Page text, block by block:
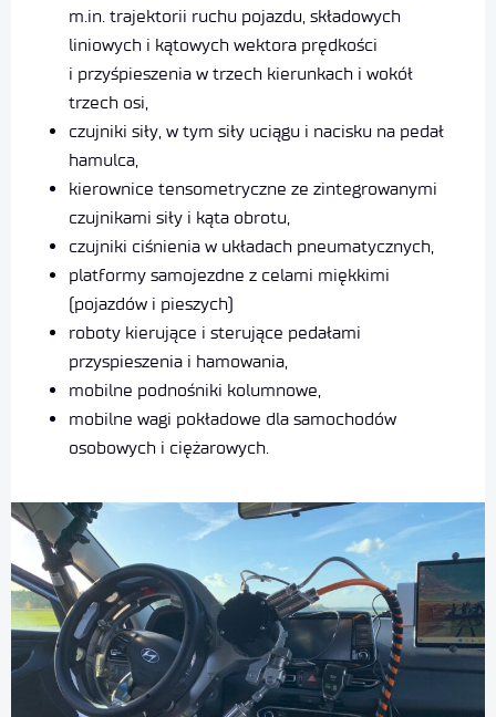
m.in. trajektorii ruchu pojazdu, składowych
liniowych i kątowych wektora prędkości
i przyśpieszenia w trzech kierunkach i wokół
trzech osi,
czujniki siły, w tym siły uciągu i nacisku na pedał
hamulca,
kierownice tensometryczne ze zintegrowanymi
czujnikami siły i kąta obrotu,
czujniki ciśnienia w układach pneumatycznych,
platformy samojezdne z celami miękkimi
(pojazdów i pieszych)
roboty kierujące i sterujące pedałami
przyspieszenia i hamowania,
mobilne podnośniki kolumnowe,
mobilne wagi pokładowe dla samochodów
osobowych i ciężarowych.